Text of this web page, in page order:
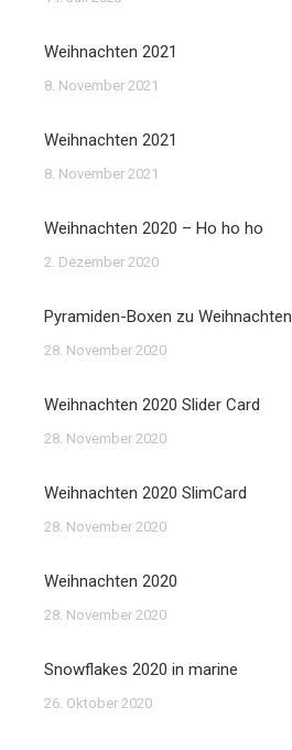
Weihnachten 2021
8. November 2021
Weihnachten 2021
8. November 2021
Weihnachten 2020 – Ho ho ho
2. Dezember 2020
Pyramiden-Boxen zu Weihnachten
28. November 2020
Weihnachten 2020 Slider Card
28. November 2020
Weihnachten 2020 SlimCard
28. November 2020
Weihnachten 2020
28. November 2020
Snowflakes 2020 in marine
26. Oktober 2020